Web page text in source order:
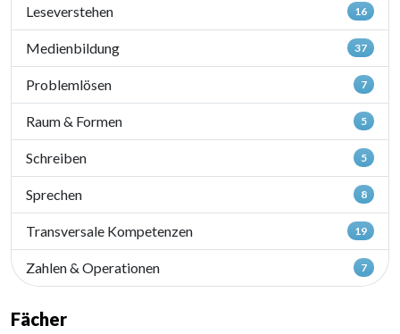
Leseverstehen 16
Medienbildung 37
Problemlösen 7
Raum & Formen 5
Schreiben 5
Sprechen 8
Transversale Kompetenzen 19
Zahlen & Operationen 7
Fächer